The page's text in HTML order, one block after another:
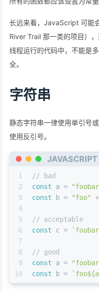
长远来看，JavaScript 可能
River Trail 那一类的项目）
线程运行的代码中，不能是
全。
字符串
静态字符串一律使用单引号
使用反引号。
JAVASCRIPT
1
2
3
4
5
6
7
8
9
10
// bad
const a =
const b = "foo"
// acceptable
const c =
// good
const a =
const b = `foo